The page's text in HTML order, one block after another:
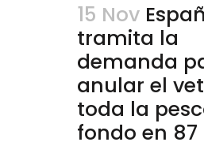
15 Nov
tramita la
demanda
anular el
toda la
fondo en 87